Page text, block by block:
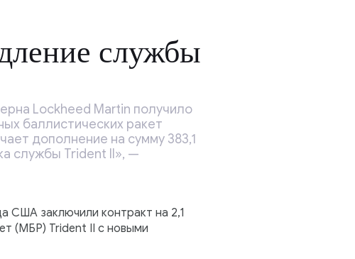
службы
Lockheed Martin получило
баллистических ракет
дополнение на сумму 383,1
службы Trident II», —
США заключили контракт на 2,1
(МБР) Trident II с новыми